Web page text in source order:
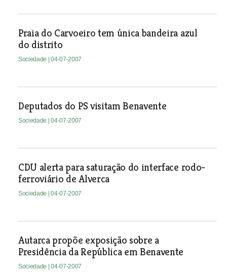
Praia do Carvoeiro tem única bandeira azul
do distrito
Sociedade | 04-07-2007
Deputados do PS visitam Benavente
Sociedade | 04-07-2007
CDU alerta para saturação do interface rodo-
ferroviário de Alverca
Sociedade | 04-07-2007
Autarca propõe exposição sobre a
Presidência da República em Benavente
Sociedade | 04-07-2007